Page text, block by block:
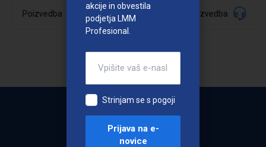
Podrobno
Poizvedba Šifra: 015506
Podrobno
Poizvedba
Bodite obveščeni
akcije in obvestila
podjetja LMM
Profesional.
Strinjam se s pogoji
Prijava na e-
novice